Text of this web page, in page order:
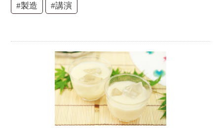
#製造
#講演